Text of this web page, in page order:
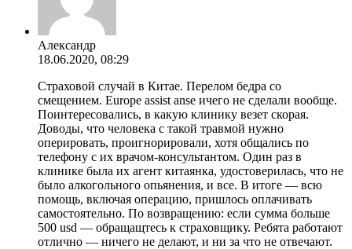
Александр
18.06.2020, 08:29
Страховой случай в Китае. Перелом бедра со
смещением. Europe assist anse ичего не сделали вообще.
Поинтересовались, в какую клинику везет скорая.
Доводы, что человека с такой травмой нужно
оперировать, проигнорировали, хотя общались по
телефону с их врачом-консультантом. Один раз в
клинике была их агент китаянка, удостоверилась, что не
было алкогольного опьянения, и все. В итоге — всю
помощь, включая операцию, пришлось оплачивать
самостоятельно. По возвращению: если сумма больше
500 usd — обращащтесь к страховщику. Ребята работают
отлично — ничего не делают, и ни за что не отвечают.